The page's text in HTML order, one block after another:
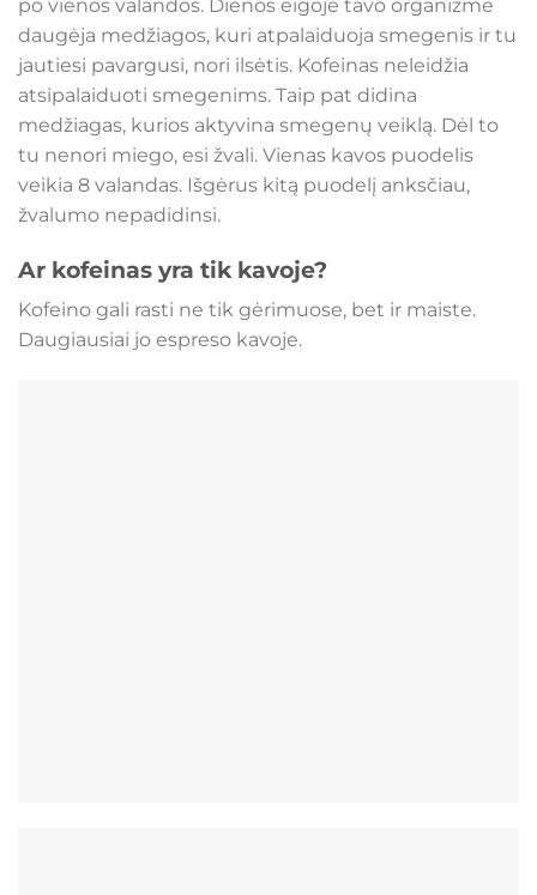
po vienos valandos. Dienos eigoje tavo organizme
daugėja medžiagos, kuri atpalaiduoja smegenis ir tu
jautiesi pavargusi, nori ilsėtis. Kofeinas neleidžia
atsipalaiduoti smegenims. Taip pat didina
medžiagas, kurios aktyvina smegenų veiklą. Dėl to
tu nenori miego, esi žvali. Vienas kavos puodelis
veikia 8 valandas. Išgėrus kitą puodelį anksčiau,
žvalumo nepadidinsi.
Ar kofeinas yra tik kavoje?
Kofeino gali rasti ne tik gėrimuose, bet ir maiste.
Daugiausiai jo espreso kavoje.